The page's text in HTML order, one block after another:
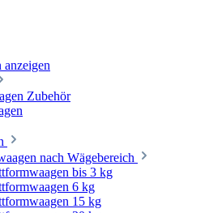
anzeigen
Zubehör
nach Wägebereich
bis 3 kg
6 kg
15 kg